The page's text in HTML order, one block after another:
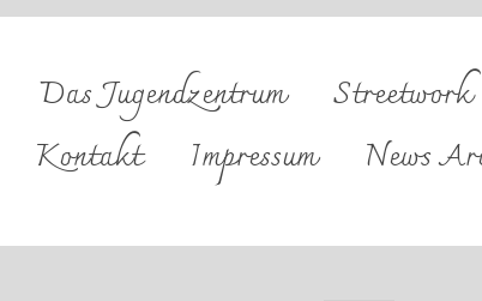
Das Jugendzentrum Streetwork
Kontakt Impressum News